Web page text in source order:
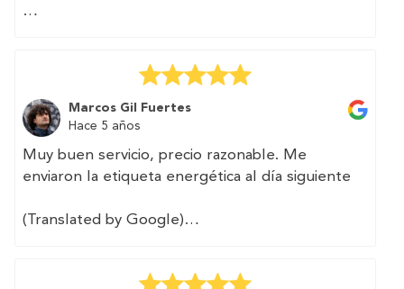
day, fast and very professional management.
Very kind Miguel.
Marcos Gil Fuertes
Hace 5 años
Muy buen servicio, precio razonable. Me
enviaron la etiqueta energética al día siguiente
(Translated by Google)